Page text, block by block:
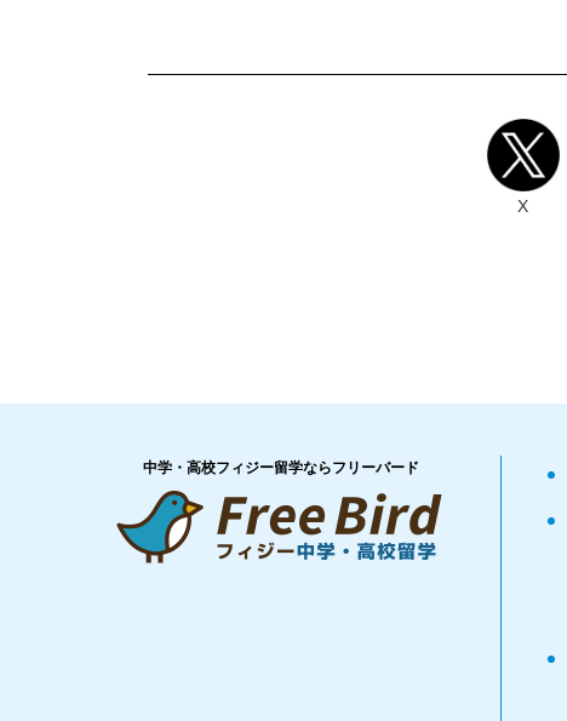
X
中学・高校フィジー留学ならフリーバード